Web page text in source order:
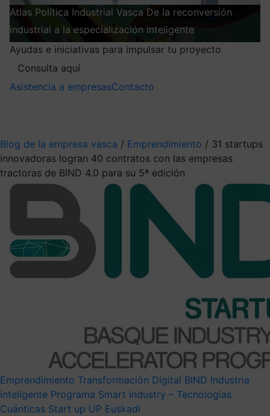
Atlas Política Industrial Vasca De la reconversión
industrial a la especialización inteligente
Ayudas e iniciativas para impulsar tu proyecto
Consulta aquí
Asistencia a empresasContacto
Blog de la empresa vasca / Emprendimiento / 31 startups
innovadoras logran 40 contratos con las empresas
tractoras de BIND 4.0 para su 5ª edición
Emprendimiento Transformación Digital BIND Industria
inteligente Programa Smart Industry – Tecnologías
Cuánticas Start up UP Euskadi